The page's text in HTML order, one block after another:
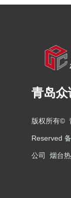
青岛众
版权所有©
Reserved
公司 烟台